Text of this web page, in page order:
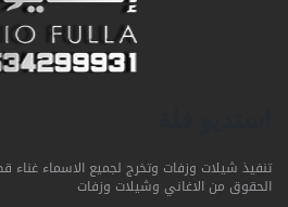
تنفيذ شيلات وزفات وتخرج لجميع الاسماء
الحقوق من الاغاني وشيلات وزفات